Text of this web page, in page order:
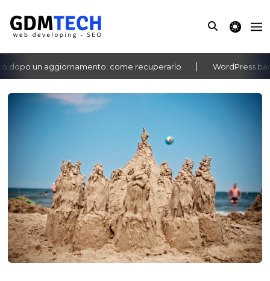
theme
un aggiornamento: come recuperarlo WordPress
‹ ›